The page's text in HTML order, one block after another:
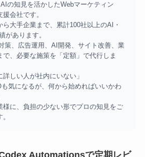
の知見を活かしたWebマーケティン
会社です。
ら大手企業まで、累計100社以上のAI・
があります。
策、広告運用、AI開発、サイト改善、業
で、必要な施策を「定額」で代行しま
詳しい人が社内にいない」
も気になるが、何から始めればいいかわ
様に、負担の少ない形でプロの知見をご
Automationsで定期レビ